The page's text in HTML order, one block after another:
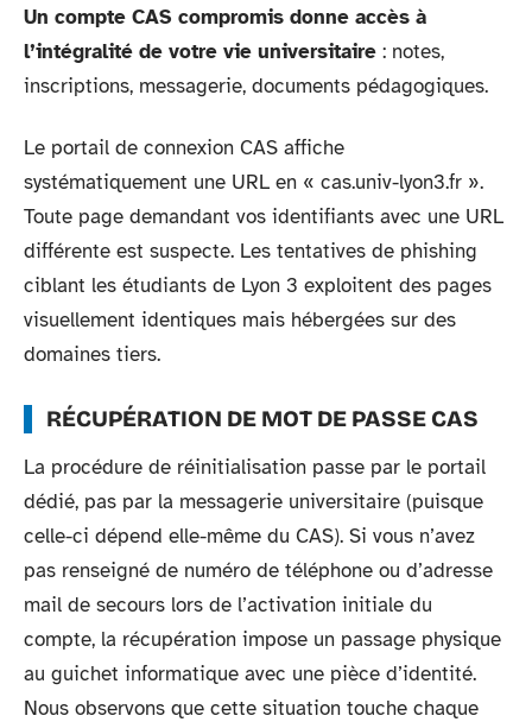
Un compte CAS compromis donne accès à
l’intégralité de votre vie universitaire : notes,
inscriptions, messagerie, documents pédagogiques.
Le portail de connexion CAS affiche
systématiquement une URL en « cas.univ-lyon3.fr ».
Toute page demandant vos identifiants avec une URL
différente est suspecte. Les tentatives de phishing
ciblant les étudiants de Lyon 3 exploitent des pages
visuellement identiques mais hébergées sur des
domaines tiers.
RÉCUPÉRATION DE MOT DE PASSE CAS
La procédure de réinitialisation passe par le portail
dédié, pas par la messagerie universitaire (puisque
celle-ci dépend elle-même du CAS). Si vous n’avez
pas renseigné de numéro de téléphone ou d’adresse
mail de secours lors de l’activation initiale du
compte, la récupération impose un passage physique
au guichet informatique avec une pièce d’identité.
Nous observons que cette situation touche chaque